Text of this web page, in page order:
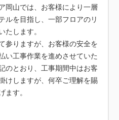
岡山では、お客様により一層
ルを目指し、一部フロアのリ
たします。
参りますが、お客様の安全を
い工事作業を進めさせていた
のとおり、工事期間中はお客
けしますが、何卒ご理解を賜
ます。